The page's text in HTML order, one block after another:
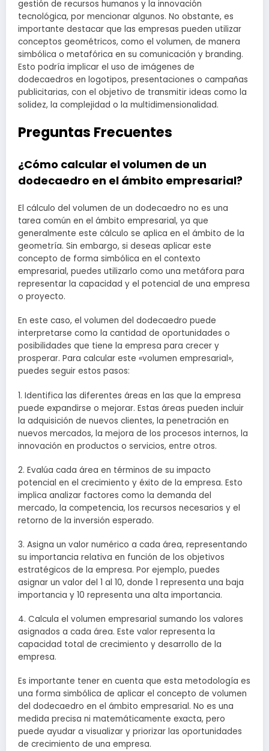
gestión de recursos humanos y la innovación
tecnológica, por mencionar algunos. No obstante, es
importante destacar que las empresas pueden utilizar
conceptos geométricos, como el volumen, de manera
simbólica o metafórica en su comunicación y branding.
Esto podría implicar el uso de imágenes de
dodecaedros en logotipos, presentaciones o campañas
publicitarias, con el objetivo de transmitir ideas como la
solidez, la complejidad o la multidimensionalidad.
Preguntas Frecuentes
¿Cómo calcular el volumen de un
dodecaedro en el ámbito empresarial?
El cálculo del volumen de un dodecaedro no es una
tarea común en el ámbito empresarial, ya que
generalmente este cálculo se aplica en el ámbito de la
geometría. Sin embargo, si deseas aplicar este
concepto de forma simbólica en el contexto
empresarial, puedes utilizarlo como una metáfora para
representar la capacidad y el potencial de una empresa
o proyecto.
En este caso, el volumen del dodecaedro puede
interpretarse como la cantidad de oportunidades o
posibilidades que tiene la empresa para crecer y
prosperar. Para calcular este «volumen empresarial»,
puedes seguir estos pasos:
1. Identifica las diferentes áreas en las que la empresa
puede expandirse o mejorar. Estas áreas pueden incluir
la adquisición de nuevos clientes, la penetración en
nuevos mercados, la mejora de los procesos internos, la
innovación en productos o servicios, entre otros.
2. Evalúa cada área en términos de su impacto
potencial en el crecimiento y éxito de la empresa. Esto
implica analizar factores como la demanda del
mercado, la competencia, los recursos necesarios y el
retorno de la inversión esperado.
3. Asigna un valor numérico a cada área, representando
su importancia relativa en función de los objetivos
estratégicos de la empresa. Por ejemplo, puedes
asignar un valor del 1 al 10, donde 1 representa una baja
importancia y 10 representa una alta importancia.
4. Calcula el volumen empresarial sumando los valores
asignados a cada área. Este valor representa la
capacidad total de crecimiento y desarrollo de la
empresa.
Es importante tener en cuenta que esta metodología es
una forma simbólica de aplicar el concepto de volumen
del dodecaedro en el ámbito empresarial. No es una
medida precisa ni matemáticamente exacta, pero
puede ayudar a visualizar y priorizar las oportunidades
de crecimiento de una empresa.